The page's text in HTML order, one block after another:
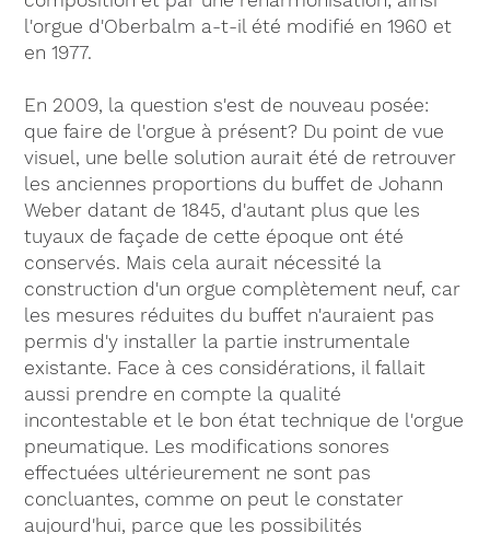
l'orgue d'Oberbalm a-t-il été modifié en 1960 et
en 1977.
En 2009, la question s'est de nouveau posée:
que faire de l'orgue à présent? Du point de vue
visuel, une belle solution aurait été de retrouver
les anciennes proportions du buffet de Johann
Weber datant de 1845, d'autant plus que les
tuyaux de façade de cette époque ont été
conservés. Mais cela aurait nécessité la
construction d'un orgue complètement neuf, car
les mesures réduites du buffet n'auraient pas
permis d'y installer la partie instrumentale
existante. Face à ces considérations, il fallait
aussi prendre en compte la qualité
incontestable et le bon état technique de l'orgue
pneumatique. Les modifications sonores
effectuées ultérieurement ne sont pas
concluantes, comme on peut le constater
aujourd'hui, parce que les possibilités